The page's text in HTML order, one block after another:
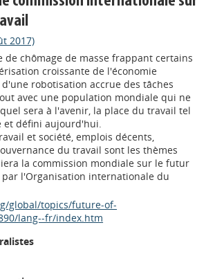
2017)
de chômage de masse frappant certains
croissante de l'économie
robotisation accrue des tâches
avec une population mondiale qui ne
sera à l'avenir, la place du travail tel
et défini aujourd'hui.
et société, emplois décents,
du travail sont les thèmes
la commission mondiale sur le futur
l'Organisation internationale du
global/topics/future-of-
lang--fr/index.htm